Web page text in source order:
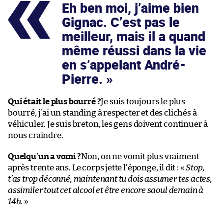
Eh ben moi, j’aime bien
Gignac. C’est pas le
meilleur, mais il a quand
même réussi dans la vie
en s’appelant André-
Pierre.
Qui était le plus bourré ?Je suis toujours le plus
bourré, j’ai un standing à respecter et des clichés à
véhiculer. Je suis breton, les gens doivent continuer à
nous craindre.
Quelqu’un a vomi ?Non, on ne vomit plus vraiment
après trente ans. Le corps jette l’éponge, il dit : «Stop,
t’as trop déconné, maintenant tu dois assumer tes actes,
assimiler tout cet alcool et être encore saoul demain à
14h. »